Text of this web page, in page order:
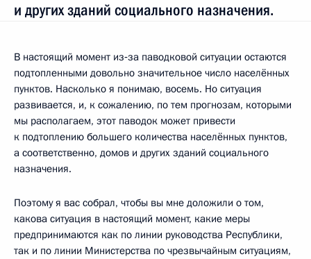
и других зданий социального назначения.
В настоящий момент из‑за паводковой ситуации остаются
подтопленными довольно значительное число населённых
пунктов. Насколько я понимаю, восемь. Но ситуация
развивается, и, к сожалению, по тем прогнозам, которыми
мы располагаем, этот паводок может привести
к подтоплению большего количества населённых пунктов,
а соответственно, домов и других зданий социального
назначения.
Поэтому я вас собрал, чтобы вы мне доложили о том,
какова ситуация в настоящий момент, какие меры
предпринимаются как по линии руководства Республики,
так и по линии Министерства по чрезвычайным ситуациям,